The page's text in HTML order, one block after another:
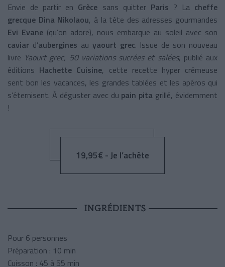
Envie de partir en Grèce sans quitter Paris ? Lacheffe
grecque Dina Nikolaou, à la tête des adresses gourmandes
Evi Evane (qu’on adore), nous embarque au soleil avec son
caviar d’aubergines au yaourt grec. Issue de son nouveau
livre Yaourt grec, 50 variations sucrées et salées, publié aux
éditions Hachette Cuisine, cette recette hyper crémeuse
sent bon les vacances, les grandes tablées et les apéros qui
s’éternisent. À déguster avec du pain pita grillé, évidemment
!
19,95€ - Je l’achète
INGRÉDIENTS
Pour 6 personnes
Préparation : 10 min
Cuisson : 45 à 55 min